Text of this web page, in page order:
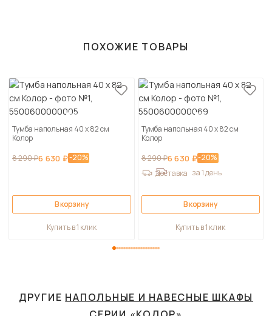
ПОХОЖИЕ ТОВАРЫ
Тумба напольная 40 х 82 см
Колор
8 290 ₽6 630 ₽-20%
В корзину
Купить в 1 клик
Тумба напольная 40 х 82 см
Колор
8 290 ₽6 630 ₽-20%
Доставка за 1 день
В корзину
Купить в 1 клик
ДРУГИЕ НАПОЛЬНЫЕ И НАВЕСНЫЕ ШКАФЫ